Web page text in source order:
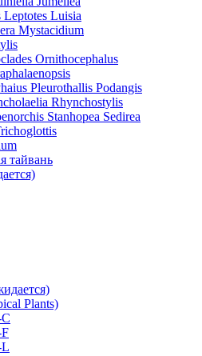
Leptotes Luisia
Mystacidium
Ornithocephalus
Pleurothallis Podangis
Rhynchostylis
Stanhopea Sedirea
тайвань
Plants)